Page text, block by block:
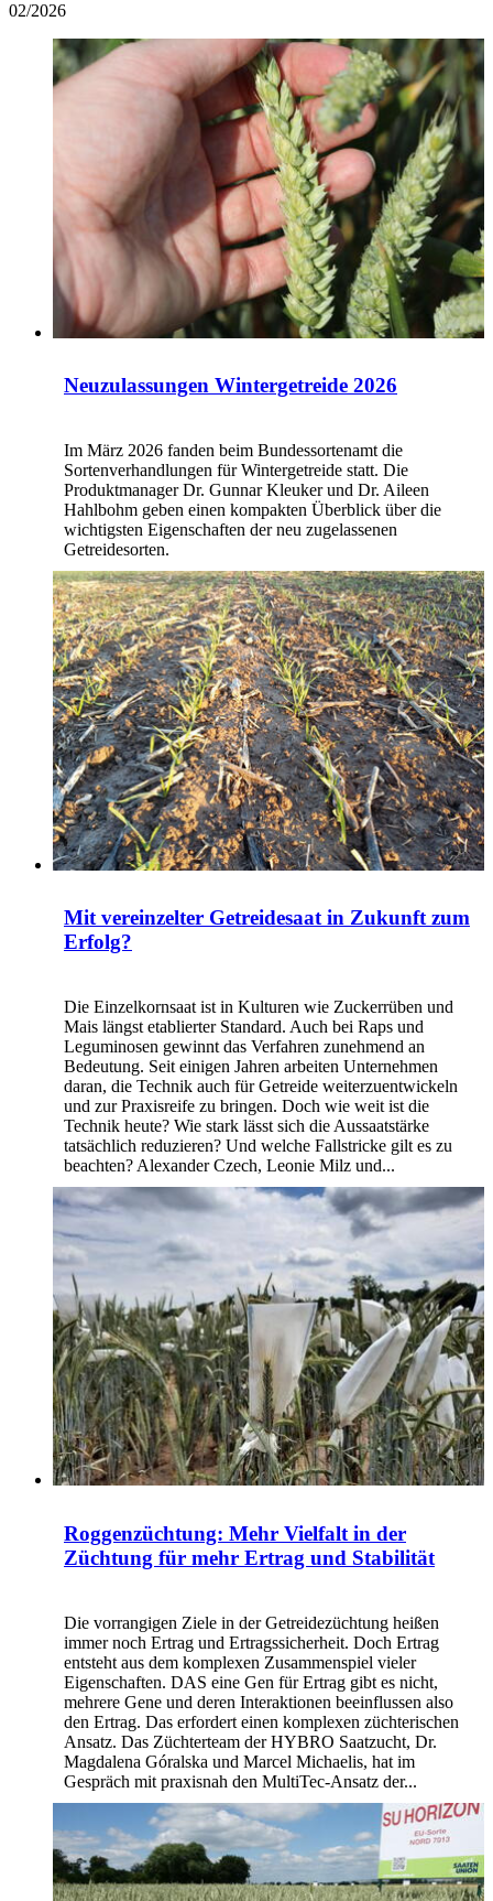
02/2026
Neuzulassungen Wintergetreide 2026
Im März 2026 fanden beim Bundessortenamt die
Sortenverhandlungen für Wintergetreide statt. Die
Produktmanager Dr. Gunnar Kleuker und Dr. Aileen
Hahlbohm geben einen kompakten Überblick über die
wichtigsten Eigenschaften der neu zugelassenen
Getreidesorten.
Mit vereinzelter Getreidesaat in Zukunft zum
Erfolg?
Die Einzelkornsaat ist in Kulturen wie Zuckerrüben und
Mais längst etablierter Standard. Auch bei Raps und
Leguminosen gewinnt das Verfahren zunehmend an
Bedeutung. Seit einigen Jahren arbeiten Unternehmen
daran, die Technik auch für Getreide weiterzuentwickeln
und zur Praxisreife zu bringen. Doch wie weit ist die
Technik heute? Wie stark lässt sich die Aussaatstärke
tatsächlich reduzieren? Und welche Fallstricke gilt es zu
beachten? Alexander Czech, Leonie Milz und...
Roggenzüchtung: Mehr Vielfalt in der
Züchtung für mehr Ertrag und Stabilität
Die vorrangigen Ziele in der Getreidezüchtung heißen
immer noch Ertrag und Ertragssicherheit. Doch Ertrag
entsteht aus dem komplexen Zusammenspiel vieler
Eigenschaften. DAS eine Gen für Ertrag gibt es nicht,
mehrere Gene und deren Interaktionen beeinflussen also
den Ertrag. Das erfordert einen komplexen züchterischen
Ansatz. Das Züchterteam der HYBRO Saatzucht, Dr.
Magdalena Góralska und Marcel Michaelis, hat im
Gespräch mit praxisnah den MultiTec-Ansatz der...